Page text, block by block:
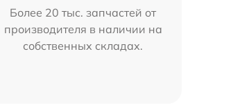
Более 20 тыс. запчастей от
производителя в наличии на
собственных складах.